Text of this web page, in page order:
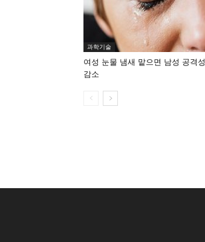
과학기술
여성 눈물 냄새 맡으면 남성 공격성
감소